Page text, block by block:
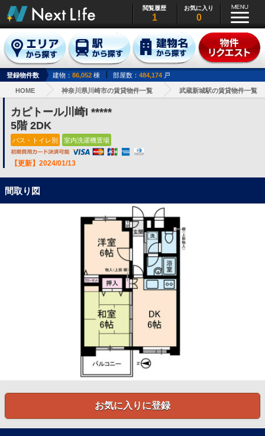
閲覧履歴
1
お気に入り
0
登録物件数 建物： 86,052 棟 部屋数： 484,174 戸
HOME 神奈川県川崎市の賃貸物件一覧 武蔵新城駅の賃貸物件一覧
カピトール川崎I *****
5階 2DK
バス・トイレ別 室内洗濯機置場
【更新】2024/01/13
間取り図
お気に入りに登録